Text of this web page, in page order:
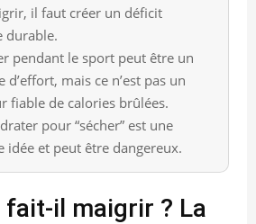
il faut créer un déficit
durable.
pendant le sport peut être un
d’effort, mais ce n’est pas un
fiable de calories brûlées.
pour “sécher” est une
idée et peut être dangereux.
il maigrir ? La